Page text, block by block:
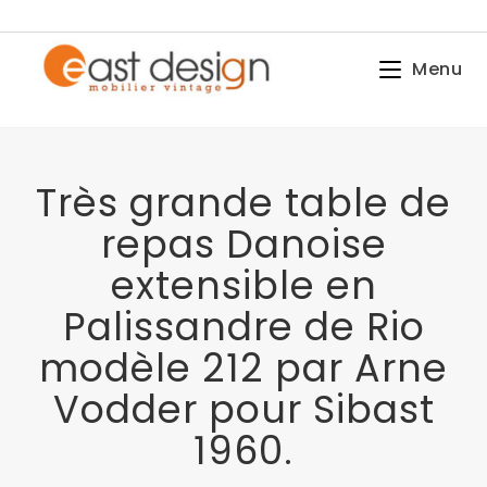
Menu
Très grande table de
repas Danoise
extensible en
Palissandre de Rio
modèle 212 par Arne
Vodder pour Sibast
1960.